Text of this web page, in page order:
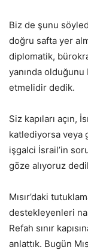
Biz de şunu
doğru safta yer
diplomatik,
yanında olduğunu
etmelidir dedik.
Siz kapıları açın,
katlediyorsa veya
işgalci İsrail’in
göze alıyoruz
Mısır’daki
destekleyenleri
Refah sınır
anlattık. Bugün